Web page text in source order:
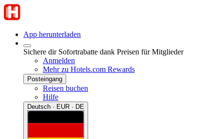
App herunterladen
Sichere dir Sofortrabatte dank Preisen für Mitglieder
Anmelden
Mehr zu Hotels.com Rewards
Posteingang
Reisen buchen
Hilfe
Deutsch · EUR · DE